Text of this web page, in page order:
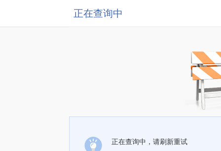
正在查询中
正在查询中，请刷新重试